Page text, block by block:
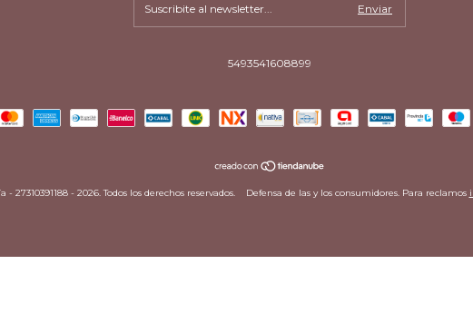
5493541608899
27310391188 - 2026. Todos los derechos reservados. Defensa de las y los consumidores. Para reclamos